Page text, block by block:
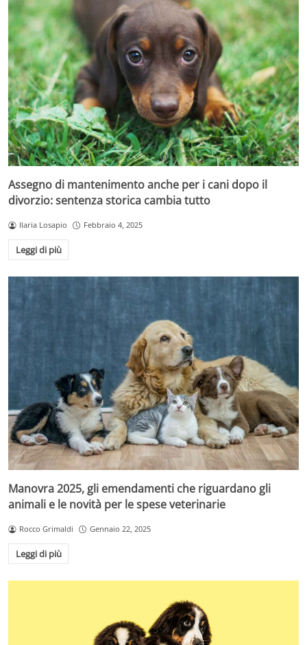
Assegno di mantenimento anche per i cani dopo il
divorzio: sentenza storica cambia tutto
Ilaria Losapio Febbraio 4, 2025
Leggi di più
Manovra 2025, gli emendamenti che riguardano gli
animali e le novità per le spese veterinarie
Rocco Grimaldi Gennaio 22, 2025
Leggi di più